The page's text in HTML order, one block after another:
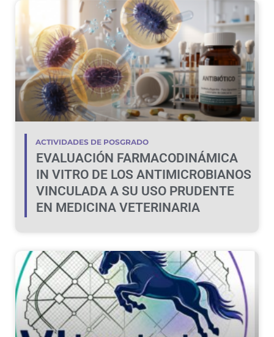
ACTIVIDADES DE POSGRADO
EVALUACIÓN FARMACODINÁMICA
IN VITRO DE LOS ANTIMICROBIANOS
VINCULADA A SU USO PRUDENTE
EN MEDICINA VETERINARIA